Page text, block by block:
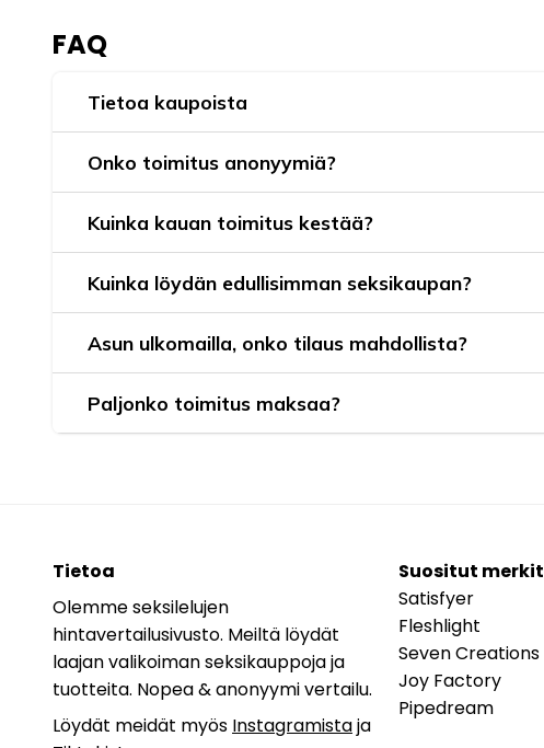
FAQ
Tietoa kaupoista
Onko toimitus anonyymiä?
Kuinka kauan toimitus kestää?
Kuinka löydän edullisimman seksikaupan?
Asun ulkomailla, onko tilaus mahdollista?
Paljonko toimitus maksaa?
Tietoa
Olemme seksilelujen
hintavertailusivusto. Meiltä löydät
laajan valikoiman seksikauppoja ja
tuotteita. Nopea & anonyymi vertailu.
Löydät meidät myös Instagramistaja
Suositut merkit
Satisfyer
Fleshlight
Seven Creations
Joy Factory
Pipedream